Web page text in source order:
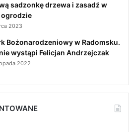
sadzonkę drzewa i zasadź w
2023
Bożonarodzeniowy w Radomsku.
wystąpi Felicjan Andrzejczak
2022